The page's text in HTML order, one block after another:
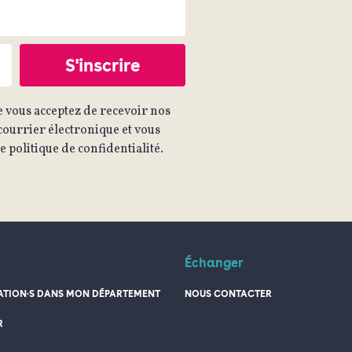
acceptez de recevoir nos
électronique et vous
politique de confidentialité.
DANS MON DÉPARTEMENT
Échanger
NOUS CONTACTER